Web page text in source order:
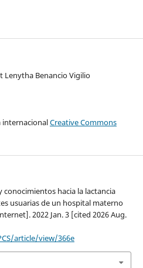
Lenytha Benancio Vigilio
internacionalCreative Commons
conocimientos hacia la lactancia
usuarias de un hospital materno
2022 Jan. 3 [cited 2026 Aug.
article/view/366e